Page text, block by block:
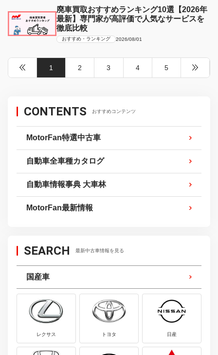
廃車買取おすすめランキング10選【2026年
最新】専門家が高評価で人気なサービスを
徹底比較
おすすめ・ランキング 2026/08/01
1 2 3 4 5
CONTENTS おすすめコンテンツ
MotorFan特選中古車
自動車全車種カタログ
自動車情報事典 大車林
MotorFan最新情報
SEARCH 最新中古車情報を見る
国産車
レクサス トヨタ 日産